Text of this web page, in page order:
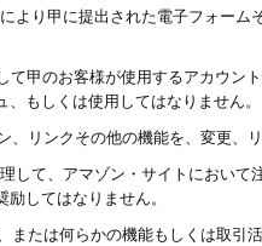
より甲に提出された電子フォー
て甲のお客様が使用するアカウン
もしくは使用してはなりません。
、リンクその他の機能を、変更、
して、アマゾン・サイトにおい
してはなりません。
または何らかの機能もしくは取